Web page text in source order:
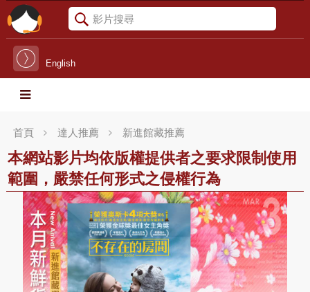
English
首頁 達人推薦 新進館藏推薦
本網站影片均依版權提供者之要求限制使用
範圍，嚴禁任何形式之侵權行為